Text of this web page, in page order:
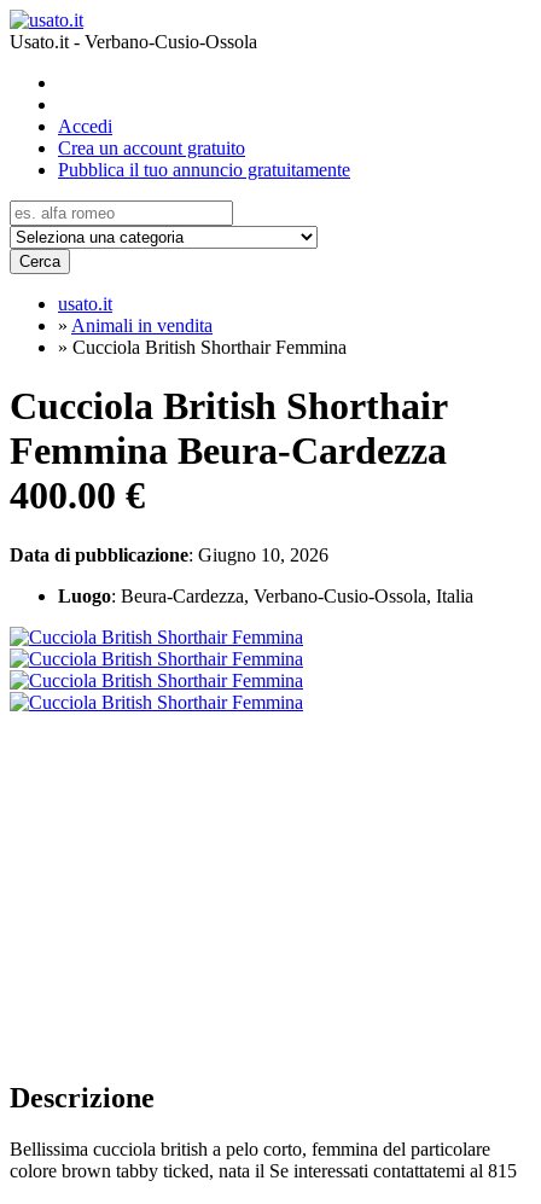
Usato.it - Verbano-Cusio-Ossola
Accedi
Crea un account gratuito
Pubblica il tuo annuncio gratuitamente
Cerca
usato.it
» Animali in vendita
» Cucciola British Shorthair Femmina
Cucciola British Shorthair
Femmina Beura-Cardezza
400.00 €
Data di pubblicazione: Giugno 10, 2026
Luogo: Beura-Cardezza, Verbano-Cusio-Ossola, Italia
Descrizione
Bellissima cucciola british a pelo corto, femmina del particolare
colore brown tabby ticked, nata il Se interessati contattatemi al 815